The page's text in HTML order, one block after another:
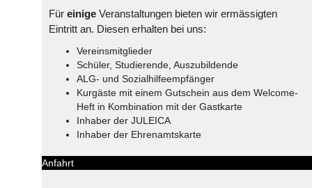
Für einige Veranstaltungen bieten wir ermässigten
Eintritt an. Diesen erhalten bei uns:
Vereinsmitglieder
Schüler, Studierende, Auszubildende
ALG- und Sozialhilfeempfänger
Kurgäste mit einem Gutschein aus dem Welcome-
Heft in Kombination mit der Gastkarte
Inhaber der JULEICA
Inhaber der Ehrenamtskarte
Anfahrt